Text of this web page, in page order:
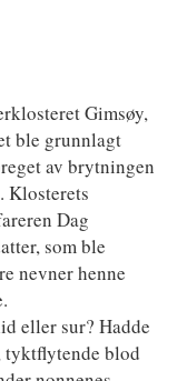
Gimsøy,
ble grunnlagt
av brytningen
Klosterets
Dag
som ble
nevner henne
eller sur? Hadde
tyktflytende blod